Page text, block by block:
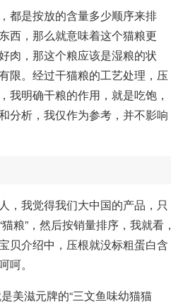
都是按放的含量多少顺序来排
西，那么就意味着这个猫粮更
肉，那这个粮应该是湿粮的状
限。经过干猫粮的工艺处理，压
我明确干粮的作用，就是吃饱，
分析，我仅作为参考，并不影响
，我觉得我们大中国的产品，只
粮”，然后按销量排序，我就看，
贝介绍中，压根就没标粗蛋白含
。
美滋元牌的“三文鱼味幼猫猫